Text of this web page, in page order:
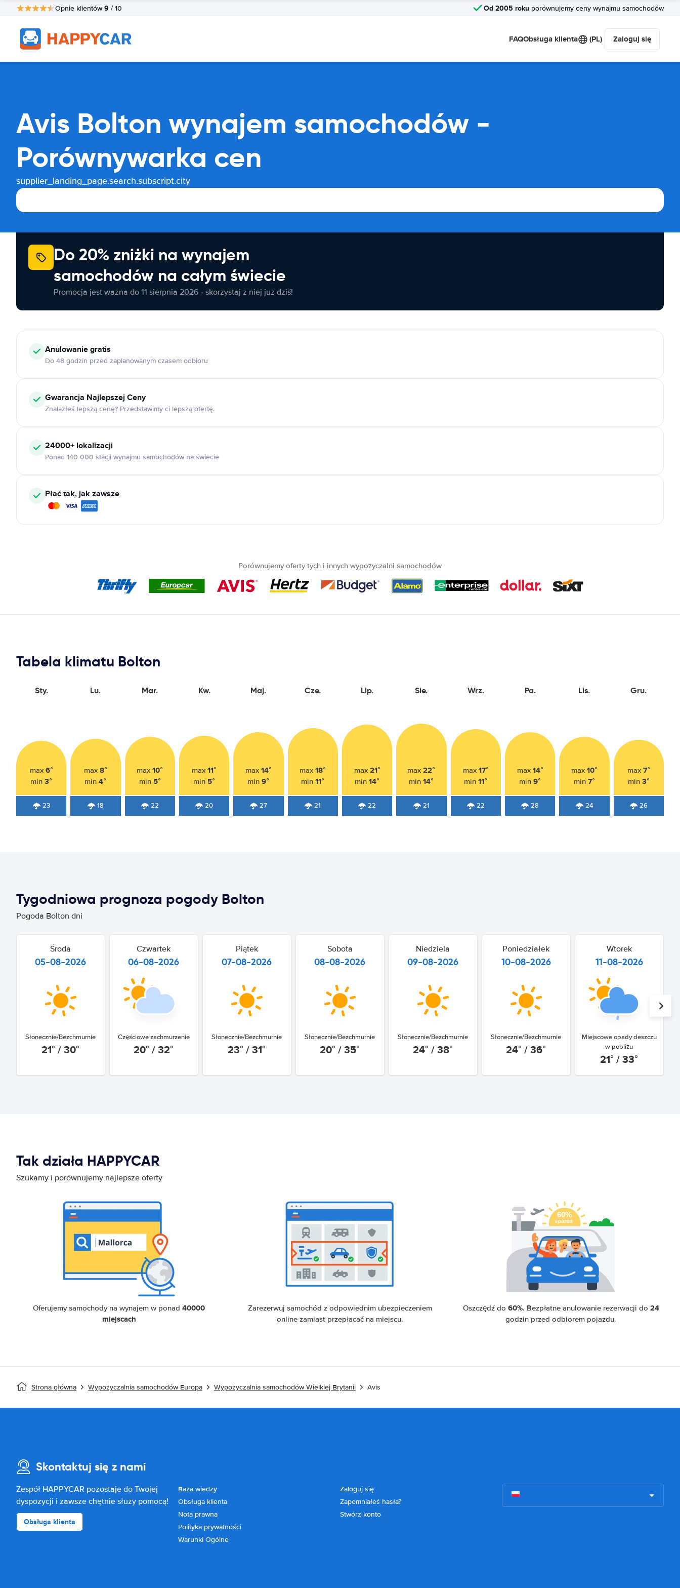
Opnie klientów9 / 10 Od 2005 roku porównujemy ceny wynajmu samochodów
FAQObsługa klienta (PL) Zaloguj się
Avis Bolton wynajem samochodów -
Porównywarka cen
supplier_landing_page.search.subscript.city
Do 20% zniżki na wynajem
samochodów na całym świecie
Promocja jest ważna do 11 sierpnia 2026 - skorzystaj z niej już dziś!
Anulowaniegratis
Do 48 godzin przed zaplanowanym czasem odbioru
Gwarancja Najlepszej Ceny
Znalazłeś lepszą cenę? Przedstawimy ci lepszą ofertę.
24000+ lokalizacji
Ponad 140 000 stacji wynajmu samochodów na świecie
Płać tak, jak zawsze
Porównujemy oferty tych i innych wypożyczalni samochodów
Tabela klimatu Bolton
Sty.
max 6°
min3°
23
Lu.
max 8°
min4°
18
Mar.
max10°
min 5°
22
Kw.
max11°
min 5°
20
Maj.
max 14°
min9°
27
Cze.
max18°
min11°
21
Lip.
max 21°
min14°
22
Sie.
max22°
min14°
21
Wrz.
max 17°
min11°
22
Pa.
max 14°
min9°
28
Lis.
max 10°
min 7°
24
Gru.
max 7°
min 3°
26
Tygodniowa prognoza pogody Bolton
Pogoda Bolton dni
Środa
05-08-2026
Słonecznie/Bezchmurnie
21° / 30°
Czwartek
06-08-2026
Częściowe zachmurzenie
20° / 32°
Piątek
07-08-2026
Słonecznie/Bezchmurnie
23° / 31°
Sobota
08-08-2026
Słonecznie/Bezchmurnie
20° / 35°
Niedziela
09-08-2026
Słonecznie/Bezchmurnie
24° / 38°
Poniedziałek
10-08-2026
Słonecznie/Bezchmurnie
24° / 36°
Wtorek
11-08-2026
Miejscowe opady deszczu
w pobliżu
21° / 33°
Tak działa HAPPYCAR
Szukamy i porównujemy najlepsze oferty
Oferujemy samochody na wynajem w ponad40000
miejscach
Zarezerwuj samochód z odpowiednim ubezpieczeniem
online zamiast przepłacać na miejscu.
Oszczędź do 60%. Bezpłatne anulowanie rezerwacji do 24
godzin przed odbiorem pojazdu.
Strona główna Wypożyczalnia samochodów Europa Wypożyczalnia samochodów Wielkiej Brytanii Avis
Skontaktuj się z nami
Zespół HAPPYCAR pozostaje do Twojej
dyspozycji i zawsze chętnie służy pomocą!
Obsługa klienta
Baza wiedzy
Obsługa klienta
Nota prawna
Polityka prywatności
Warunki Ogólne
Zaloguj się
Zapomniałeś hasła?
Stwórz konto